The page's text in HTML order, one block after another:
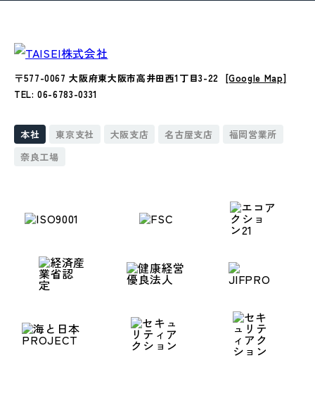
〒577-0067 大阪府東大阪市高井田西1丁目3-22 [Google Map]
TEL: 06-6783-0331
本社 東京支社 大阪支店 名古屋支店
福岡営業所
奈良工場